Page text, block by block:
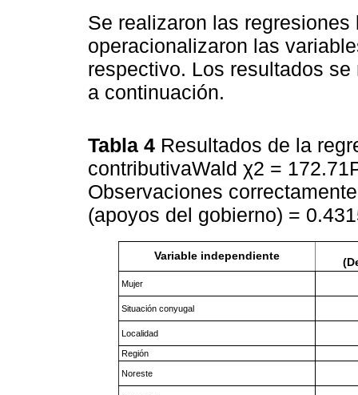
Se realizaron las
operacionalizaron las
respectivo. Los resultados
a continuación.
Tabla 4 Resultados de la
contributivaWald χ2 =
Observaciones
(apoyos del gobierno) =
Variable independiente
Mujer
Situación conyugal
Localidad
Región
Noreste